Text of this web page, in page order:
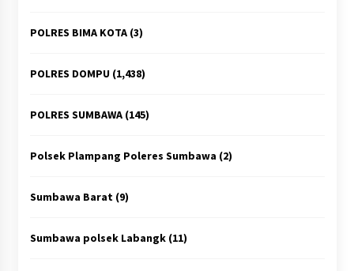
POLRES BIMA KOTA(3)
POLRES DOMPU(1,438)
POLRES SUMBAWA(145)
Polsek Plampang Poleres Sumbawa (2)
Sumbawa Barat(9)
Sumbawa polsek Labangk(11)